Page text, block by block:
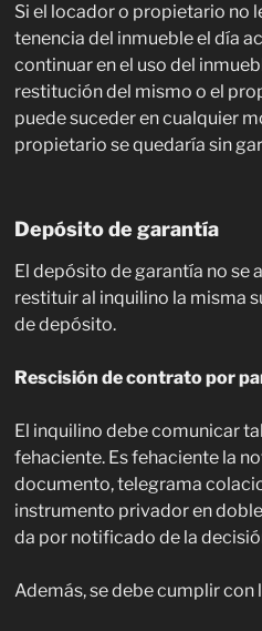
Si el locador o propietario no
tenencia del inmueble el día
continuar en el uso del
restitución del mismo o el
puede suceder en cualquier
propietario se quedaría sin
Depósito de garantía
El depósito de garantía no se
restituir al inquilino la misma
de depósito.
Rescisión de contrato por
El inquilino debe comunicar
fehaciente. Es fehaciente la
documento, telegrama
instrumento privador en
da por notificado de la
Además, se debe cumplir con